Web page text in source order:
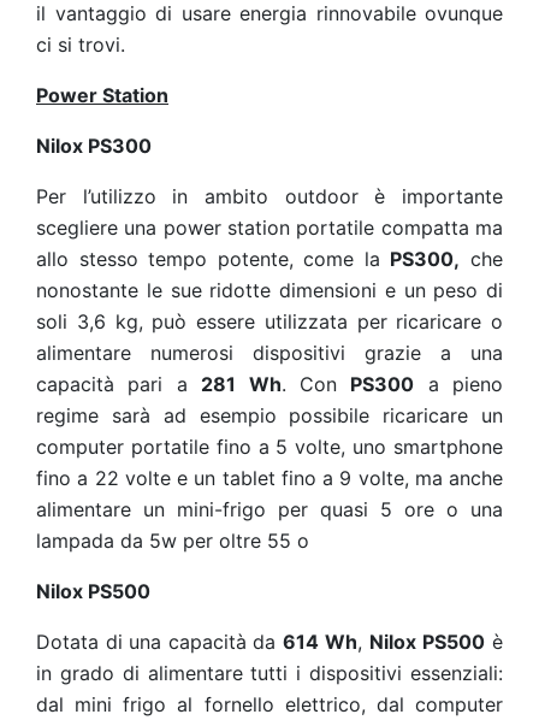
il vantaggio di usare energia rinnovabile ovunque
ci si trovi.
Power Station
Nilox PS300
Per l’utilizzo in ambito outdoor è importante
scegliere una power station portatile compatta ma
allo stesso tempo potente, come la PS300, che
nonostante le sue ridotte dimensioni e un peso di
soli 3,6 kg, può essere utilizzata per ricaricare o
alimentare numerosi dispositivi grazie a una
capacità pari a 281 Wh. Con PS300 a pieno
regime sarà ad esempio possibile ricaricare un
computer portatile fino a 5 volte, uno smartphone
fino a 22 volte e un tablet fino a 9 volte, ma anche
alimentare un mini-frigo per quasi 5 ore o una
lampada da 5w per oltre 55 o
Nilox PS500
Dotata di una capacità da 614 Wh, Nilox PS500 è
in grado di alimentare tutti i dispositivi essenziali:
dal mini frigo al fornello elettrico, dal computer